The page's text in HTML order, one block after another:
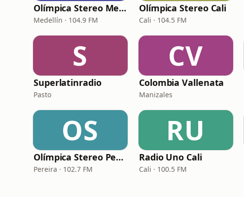
Olímpica Stereo Medellín
Medellín · 104.9 FM
Olímpica Stereo Cali
Cali · 104.5 FM
S
Superlatinradio
Pasto
CV
Colombia Vallenata
Manizales
OS
Olímpica Stereo Pereira
Pereira · 102.7 FM
RU
Radio Uno Cali
Cali · 100.5 FM